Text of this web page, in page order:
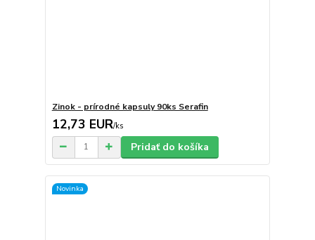
Zinok - prírodné kapsuly 90ks Serafin
12,73 EUR/ks
Pridať do košíka
Novinka